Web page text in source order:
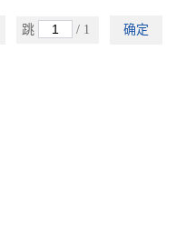
跳 / 1 确定